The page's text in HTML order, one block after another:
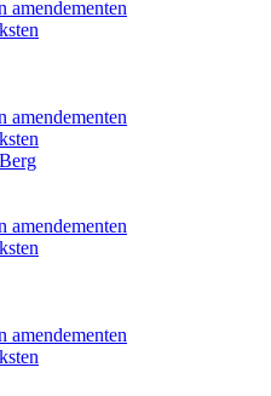
amendementen
amendementen
amendementen
amendementen